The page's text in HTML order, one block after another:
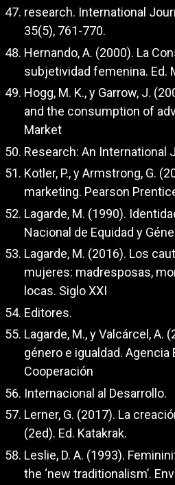
research. International
35(5), 761-770.
Hernando, A. (2000). La
subjetividad femenina. Ed.
Hogg, M. K., y Garrow, J.
and the consumption of
Market
Research: An International
Kotler, P., y Armstrong, G.
marketing. Pearson
Lagarde, M. (1990).
Nacional de Equidad y
Lagarde, M. (2016). Los
mujeres: madresposas,
locas. Siglo XXI
Editores.
Lagarde, M., y Valcárcel, A.
género e igualdad. Agencia
Cooperación
Internacional al Desarrollo.
Lerner, G. (2017). La
(2ed). Ed. Katakrak.
Leslie, D. A. (1993).
the ‘new traditionalism’.